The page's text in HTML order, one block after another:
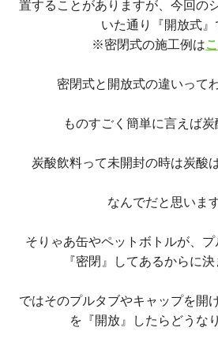
置することがありますが、今回の
いた通り『開放式』
※密閉式の施工例は
密閉式と開放式の違いって
ものすごく簡単に言えば炭
炭酸飲料って未開封の時は炭酸
なんでだと思いま
そりゃあ缶やペットボトルが、
『密閉』してあるからに決
ではそのプルタブやキャップを開
を『開放』したらどうな